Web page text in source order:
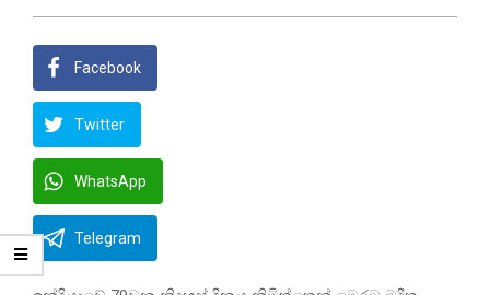
Facebook
Twitter
WhatsApp
Telegram